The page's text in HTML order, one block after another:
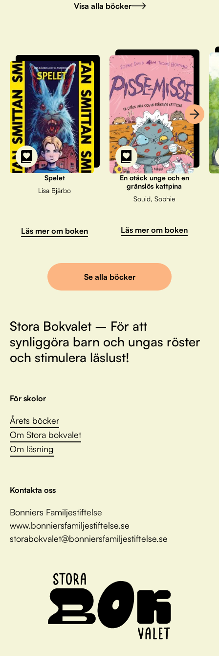
Visa alla böcker
Spelet
Lisa Bjärbo
Läs mer om boken
En otäck unge och en
gränslös kattpina
Souid, Sophie
Läs mer om boken
Se alla böcker
Stora Bokvalet – För att
synliggöra barn och ungas röster
och stimulera läslust!
För skolor
Årets böcker
Om Stora bokvalet
Om läsning
Kontakta oss
Bonniers Familjestiftelse
www.bonniersfamiljestiftelse.se
storabokvalet@bonniersfamiljestiftelse.se